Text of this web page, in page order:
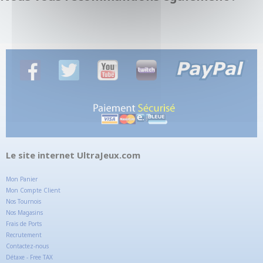
Le site internet UltraJeux.com
Mon Panier
Mon Compte Client
Nos Tournois
Nos Magasins
Frais de Ports
Recrutement
Contactez-nous
Détaxe - Free TAX